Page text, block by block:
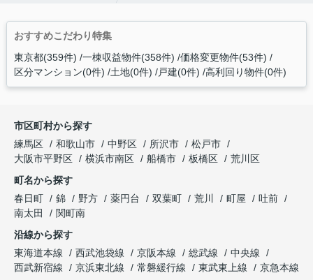
おすすめこだわり特集
東京都(359件) 一棟収益物件(358件) 価格変更物件(53件)
区分マンション(0件) 土地(0件) 戸建(0件) 高利回り物件(0件)
市区町村から探す
練馬区
和歌山市 中野区 所沢市
松戸市
大阪市平野区
横浜市南区 船橋市 板橋区
荒川区
町名から探す
春日町
錦 野方 薬円台 双葉町 荒川 町屋
吐前
南太田
関町南
沿線から探す
東海道本線
西武池袋線 京阪本線 総武線
中央線
西武新宿線
京浜東北線 常磐緩行線 東武東上線
京急本線